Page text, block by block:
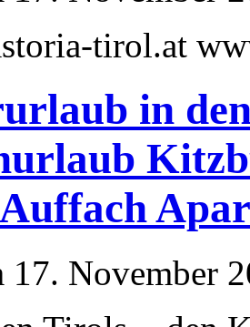
-tirol.at
in
17. November